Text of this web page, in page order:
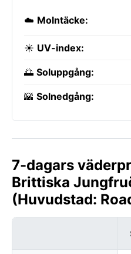
☁️ Molntäcke:
☀️ UV-index:
🌅 Soluppgång:
🌇 Solnedgång:
7-dagars
Brittiska
(Huvudstad: